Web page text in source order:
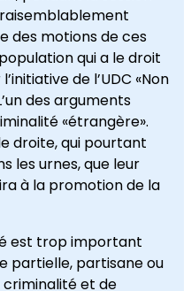
des motions de ces
qui a le droit
de l’UDC «Non
des arguments
«étrangère».
droite, qui pourtant
les urnes, que leur
à la promotion de la
est trop important
partielle, partisane ou
criminalité et de